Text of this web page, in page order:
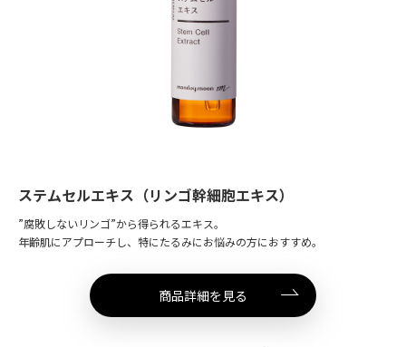
ステムセルエキス（リンゴ幹細胞エキス）
”腐敗しないリンゴ”から得られるエキス。
年齢肌にアプローチし、特にたるみにお悩みの方におすすめ。
商品詳細を見る